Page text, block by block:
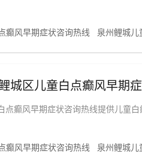
癫风早期症状咨询热线
泉州鲤城儿
城区儿童白点癫风早期
点癫风早期症状咨询热线提供儿童
癫风早期症状咨询热线
泉州鲤城儿